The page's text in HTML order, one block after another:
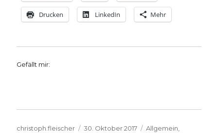
Drucken LinkedIn Mehr
Gefällt mir:
Autor
christoph.fleischer
Veröffentlicht
30. Oktober 2017 Kategorien
Allgemein,